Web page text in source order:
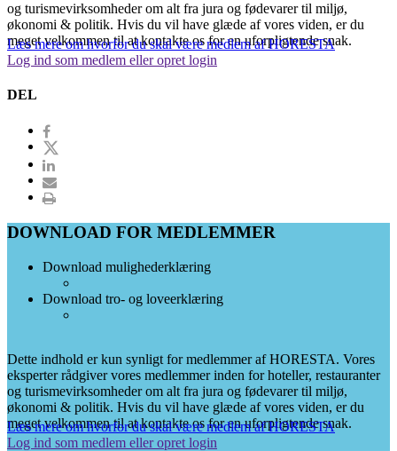
og turismevirksomheder om alt fra jura og fødevarer til miljø,
økonomi & politik. Hvis du vil have glæde af vores viden, er du
meget velkommen til at kontakte os for en uforpligtende snak.
Læs mere om hvorfor du skal være medlem af HORESTA
Log ind som medlem eller opret login
DEL
DOWNLOAD FOR MEDLEMMER
Download mulighederklæring
Download tro- og loveerklæring
Dette indhold er kun synligt for medlemmer af HORESTA. Vores
eksperter rådgiver vores medlemmer inden for hoteller, restauranter
og turismevirksomheder om alt fra jura og fødevarer til miljø,
økonomi & politik. Hvis du vil have glæde af vores viden, er du
meget velkommen til at kontakte os for en uforpligtende snak.
Læs mere om hvorfor du skal være medlem af HORESTA
Log ind som medlem eller opret login